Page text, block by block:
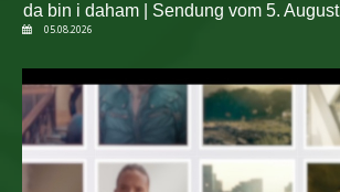
da bin i daham | Sendung vom 5. August
05.08.2026